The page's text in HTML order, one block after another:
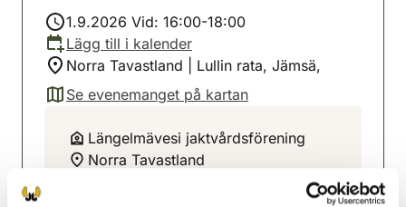
1.9.2026 Vid: 16:00-18:00
Lägg till i kalender
Norra Tavastland | Lullin rata, Jämsä,
Se evenemanget på kartan
(avautuu uuteen välilehteen)
Längelmävesi jaktvårdsförening
Norra Tavastland